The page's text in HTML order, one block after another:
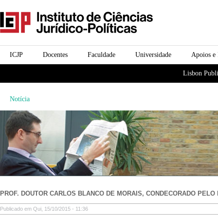
principal
icjp
menu-institucional Apoios e
Universidade
Faculdade
Docentes
ICJP
Lisbon
Notícia
PROF. DOUTOR CARLOS BLANCO DE MORAIS, CONDECORADO
Publicado em Qui, 15/10/2015 - 11:36